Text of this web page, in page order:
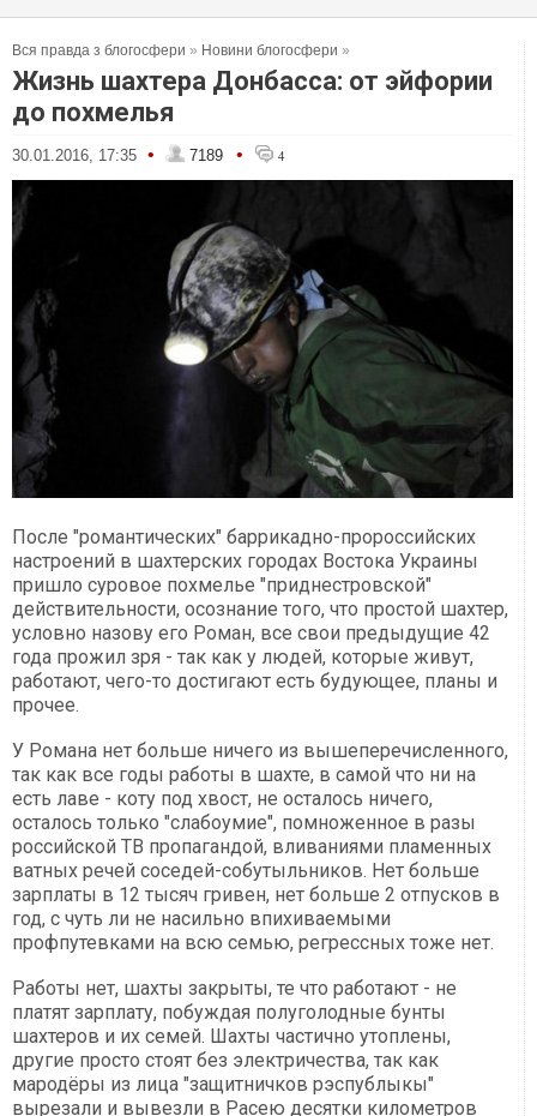
Вся правда з блогосфери » Новини блогосфери »
Жизнь шахтера Донбасса: от эйфории
до похмелья
30.01.2016, 17:35 • 7189 • 4
После "романтических" баррикадно-пророссийских
настроений в шахтерских городах Востока Украины
пришло суровое похмелье "приднестровской"
действительности, осознание того, что простой шахтер,
условно назову его Роман, все свои предыдущие 42
года прожил зря - так как у людей, которые живут,
работают, чего-то достигают есть будующее, планы и
прочее.
У Романа нет больше ничего из вышеперечисленного,
так как все годы работы в шахте, в самой что ни на
есть лаве - коту под хвост, не осталось ничего,
осталось только "слабоумие", помноженное в разы
российской ТВ пропагандой, вливаниями пламенных
ватных речей соседей-собутыльников. Нет больше
зарплаты в 12 тысяч гривен, нет больше 2 отпусков в
год, с чуть ли не насильно впихиваемыми
профпутевками на всю семью, регрессных тоже нет.
Работы нет, шахты закрыты, те что работают - не
платят зарплату, побуждая полуголодные бунты
шахтеров и их семей. Шахты частично утоплены,
другие просто стоят без электричества, так как
мародёры из лица "защитничков рэспублыкы"
вырезали и вывезли в Расею десятки километров